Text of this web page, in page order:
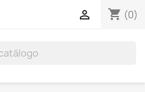
shopping_cart (0)
